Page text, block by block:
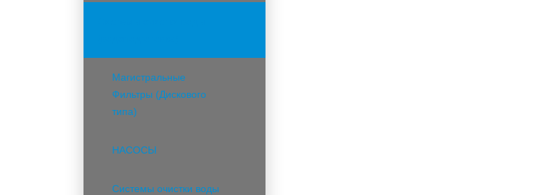
Магистральные
Фильтры (Дискового
типа)
НАСОСЫ
Системы очистки воды